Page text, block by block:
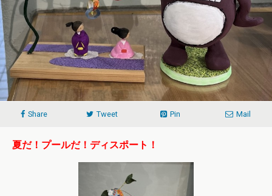
Share Tweet Pin Mail
夏だ！プールだ！ディスポート！